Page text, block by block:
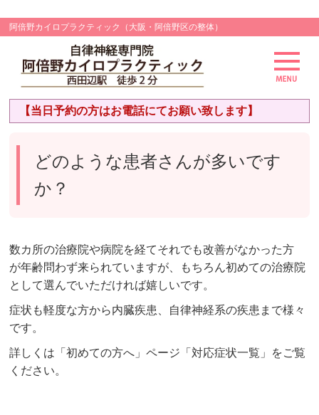
阿倍野カイロプラクティック（大阪・阿倍野区の整体）
【当日予約の方はお電話にてお願い致します】
どのような患者さんが多いです
か？
数カ所の治療院や病院を経てそれでも改善がなかった方
が年齢問わず来られていますが、もちろん初めての治療院
として選んでいただければ嬉しいです。
症状も軽度な方から内臓疾患、自律神経系の疾患まで様々
です。
詳しくは「初めての方へ」ページ「対応症状一覧」をご覧
ください。